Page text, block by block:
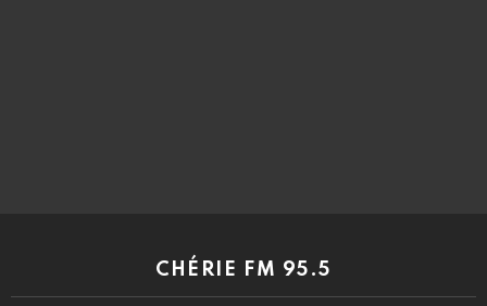
CHÉRIE FM 95.5